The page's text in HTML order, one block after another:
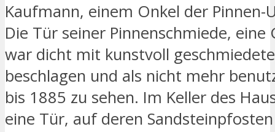
Kaufmann, einem Onkel der
Die Tür seiner Pinnenschmiede,
war dicht mit kunstvoll
beschlagen und als nicht mehr
bis 1885 zu sehen. Im Keller des
eine Tür, auf deren